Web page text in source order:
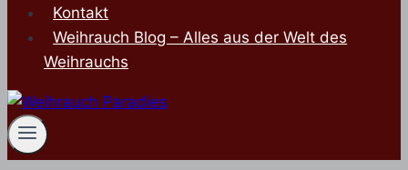
Kontakt
Weihrauch Blog – Alles aus der Welt des
Weihrauchs